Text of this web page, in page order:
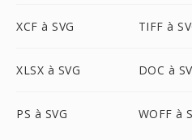
XCF à SVG TIFF à
XLSX à SVG DOC à
PS à SVG WOFF à